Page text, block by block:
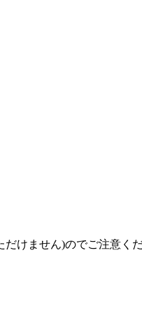
だけません)のでご注意く